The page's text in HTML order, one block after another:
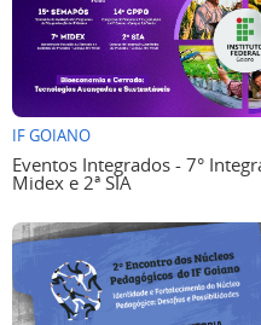
IF GOIANO
Eventos Integrados - 7°
Midex e 2ª SIA